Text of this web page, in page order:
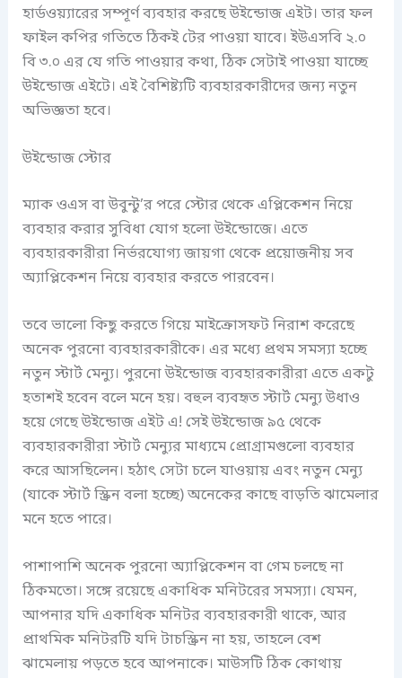
হার্ডওয়্যারের সম্পূর্ণ ব্যবহার করছে উইন্ডোজ এইট। তার ফল
ফাইল কপির গতিতে ঠিকই টের পাওয়া যাবে। ইউএসবি ২.০
বি ৩.০ এর যে গতি পাওয়ার কথা, ঠিক সেটাই পাওয়া যাচ্ছে
উইন্ডোজ এইটে। এই বৈশিষ্ট্যটি ব্যবহারকারীদের জন্য নতুন
অভিজ্ঞতা হবে।
উইন্ডোজ স্টোর
ম্যাক ওএস বা উবুন্টু’র পরে স্টোর থেকে এপ্লিকেশন নিয়ে
ব্যবহার করার সুবিধা যোগ হলো উইন্ডোজে। এতে
ব্যবহারকারীরা নির্ভরযোগ্য জায়গা থেকে প্রয়োজনীয় সব
অ্যাপ্লিকেশন নিয়ে ব্যবহার করতে পারবেন।
তবে ভালো কিছু করতে গিয়ে মাইক্রোসফট নিরাশ করেছে
অনেক পুরনো ব্যবহারকারীকে। এর মধ্যে প্রথম সমস্যা হচ্ছে
নতুন স্টার্ট মেন্যু। পুরনো উইন্ডোজ ব্যবহারকারীরা এতে একটু
হতাশই হবেন বলে মনে হয়। বহুল ব্যবহৃত স্টার্ট মেন্যু উধাও
হয়ে গেছে উইন্ডোজ এইট এ! সেই উইন্ডোজ ৯৫ থেকে
ব্যবহারকারীরা স্টার্ট মেন্যুর মাধ্যমে প্রোগ্রামগুলো ব্যবহার
করে আসছিলেন। হঠাৎ সেটা চলে যাওয়ায় এবং নতুন মেন্যু
(যাকে স্টার্ট স্ক্রিন বলা হচ্ছে) অনেকের কাছে বাড়তি ঝামেলার
মনে হতে পারে।
পাশাপাশি অনেক পুরনো অ্যাপ্লিকেশন বা গেম চলছে না
ঠিকমতো। সঙ্গে রয়েছে একাধিক মনিটরের সমস্যা। যেমন,
আপনার যদি একাধিক মনিটর ব্যবহারকারী থাকে, আর
প্রাথমিক মনিটরটি যদি টাচস্ক্রিন না হয়, তাহলে বেশ
ঝামেলায় পড়তে হবে আপনাকে। মাউসটি ঠিক কোথায়